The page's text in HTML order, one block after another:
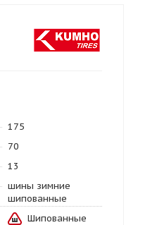
175
70
13
шины зимние
шипованные
Шипованные